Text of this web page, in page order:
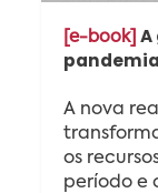
[e-book] A
pandemia
A nova
os
período e